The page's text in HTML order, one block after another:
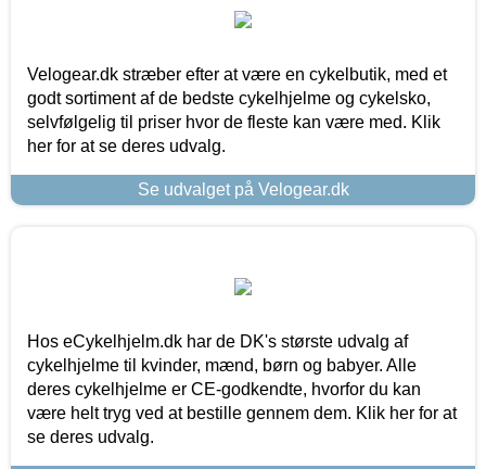
Velogear.dk stræber efter at være en cykelbutik, med et
godt sortiment af de bedste cykelhjelme og cykelsko,
selvfølgelig til priser hvor de fleste kan være med. Klik
her for at se deres udvalg.
Se udvalget på Velogear.dk
Hos eCykelhjelm.dk har de DK's største udvalg af
cykelhjelme til kvinder, mænd, børn og babyer. Alle
deres cykelhjelme er CE-godkendte, hvorfor du kan
være helt tryg ved at bestille gennem dem. Klik her for at
se deres udvalg.